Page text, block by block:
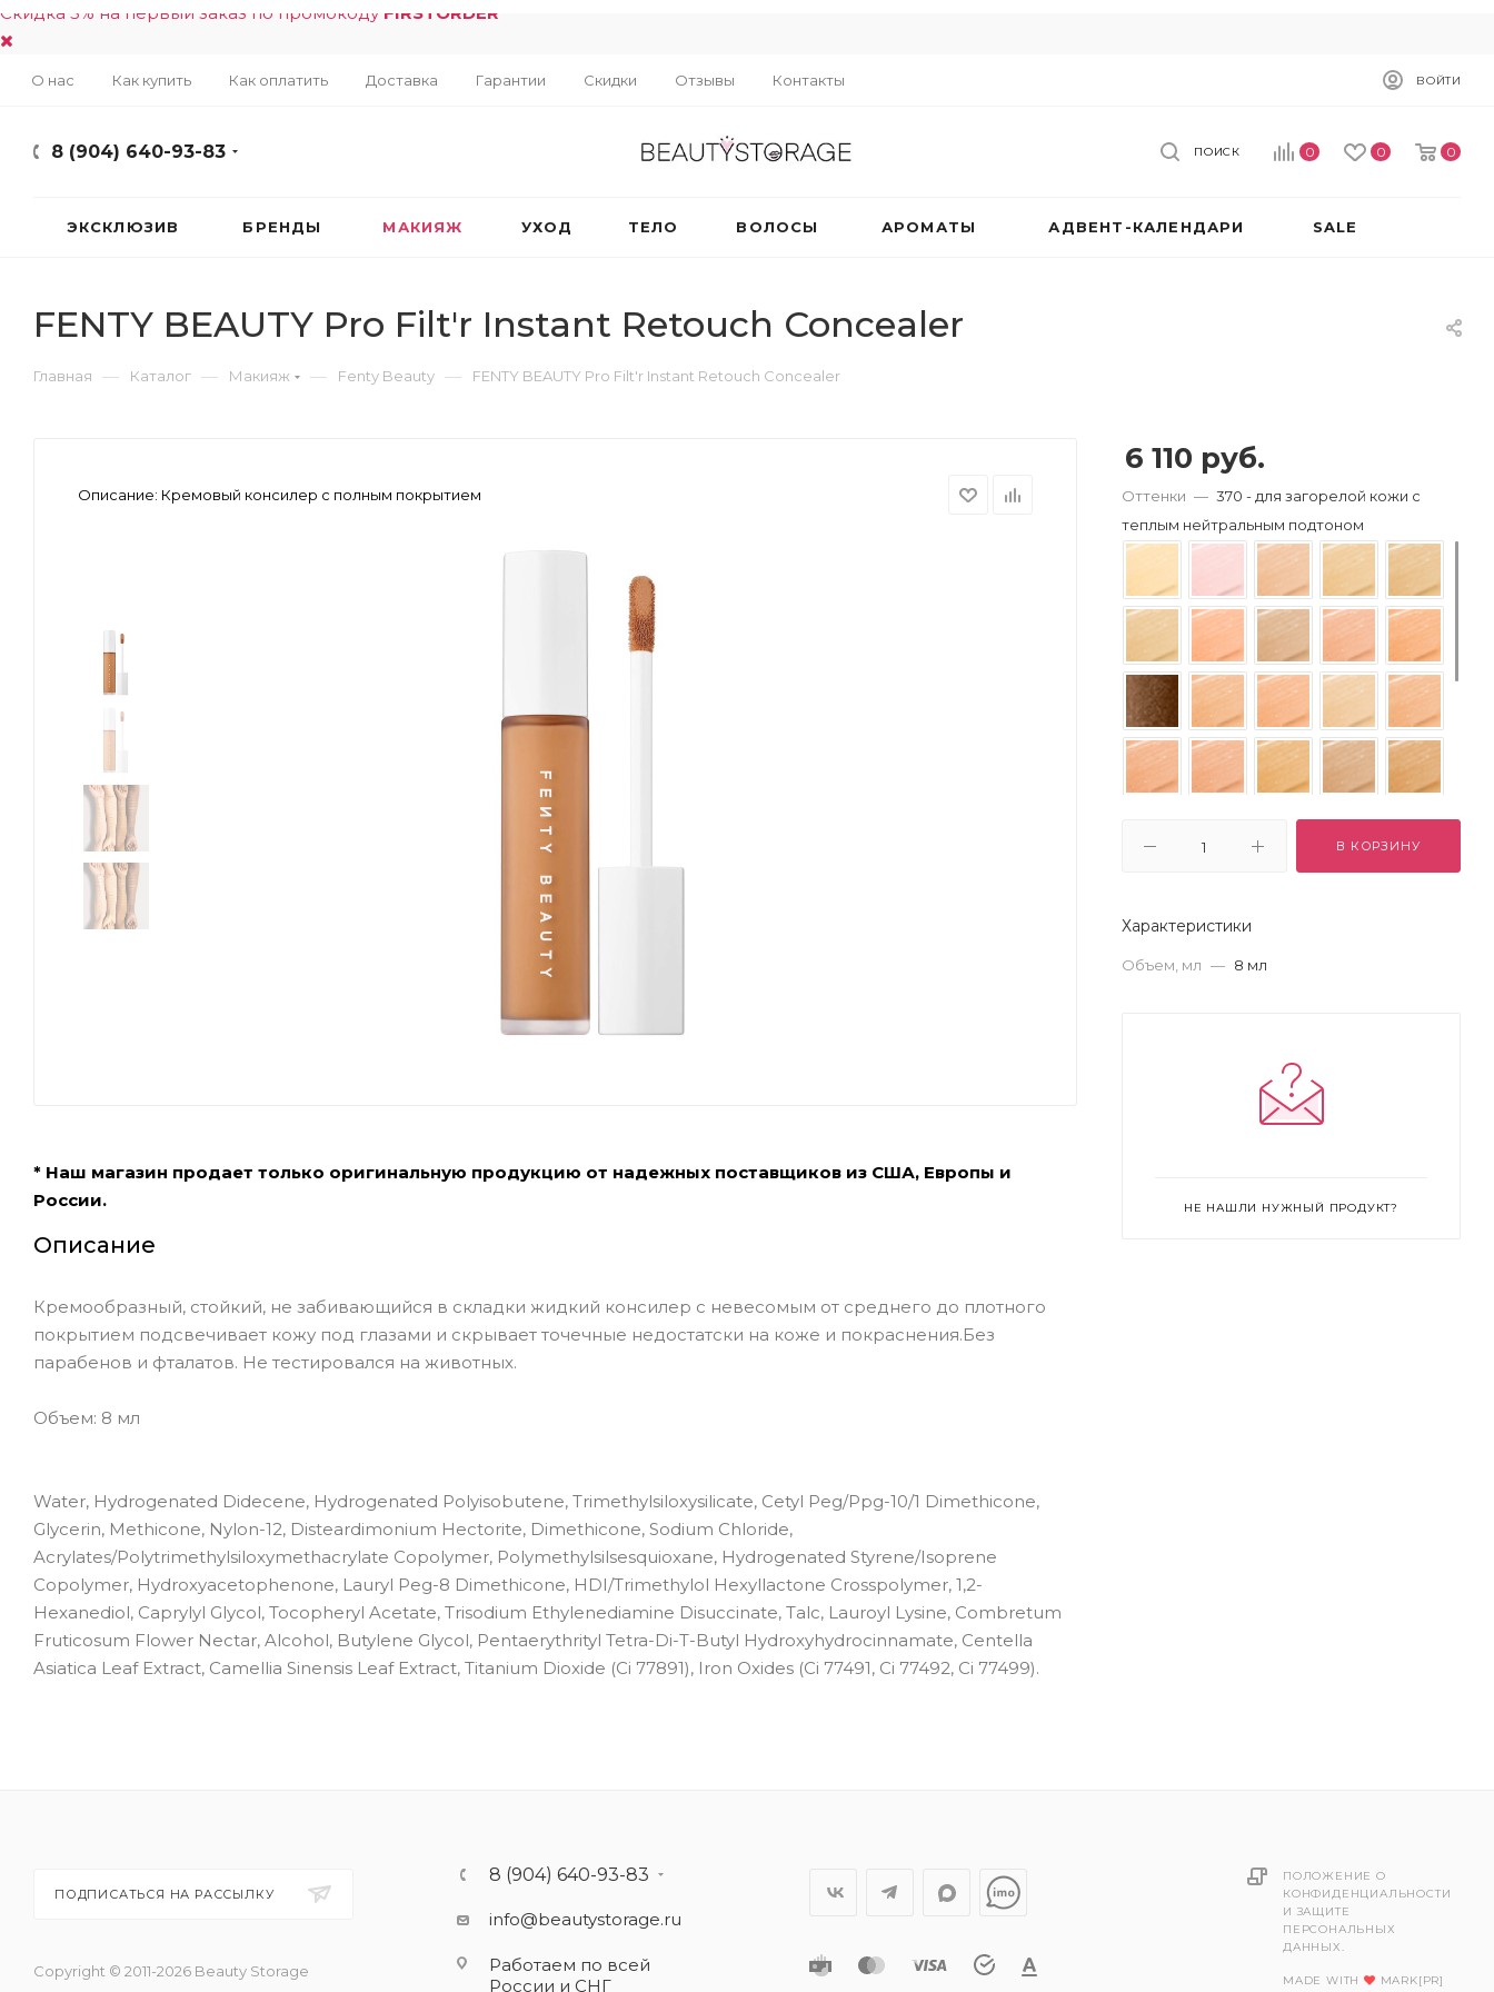
Скидка 5% на первый заказ по промокоду FIRSTORDER
О нас Как купить Как оплатить Доставка Гарантии Скидки Отзывы Контакты ВОЙТИ
8 (904) 640-93-83 0 0 0
ПОИСК
ЭКСКЛЮЗИВ БРЕНДЫ МАКИЯЖ УХОД ТЕЛО ВОЛОСЫ АРОМАТЫ АДВЕНТ-КАЛЕНДАРИ SALE
FENTY BEAUTY Pro Filt'r Instant Retouch Concealer
Главная — Каталог — Макияж — Fenty Beauty — FENTY BEAUTY Pro Filt'r Instant Retouch Concealer
Описание: Кремовый консилер с полным покрытием
* Наш магазин продает только оригинальную продукцию от надежных поставщиков из США, Европы и
России.
Описание
Кремообразный, стойкий, не забивающийся в складки жидкий консилер с невесомым от среднего до плотного
покрытием подсвечивает кожу под глазами и скрывает точечные недостатски на коже и покраснения.Без
парабенов и фталатов. Не тестировался на животных.
Объем: 8 мл
Water, Hydrogenated Didecene, Hydrogenated Polyisobutene, Trimethylsiloxysilicate, Cetyl Peg/Ppg-10/1 Dimethicone,
Glycerin, Methicone, Nylon-12, Disteardimonium Hectorite, Dimethicone, Sodium Chloride,
Acrylates/Polytrimethylsiloxymethacrylate Copolymer, Polymethylsilsesquioxane, Hydrogenated Styrene/Isoprene
Copolymer, Hydroxyacetophenone, Lauryl Peg-8 Dimethicone, HDI/Trimethylol Hexyllactone Crosspolymer, 1,2-
Hexanediol, Caprylyl Glycol, Tocopheryl Acetate, Trisodium Ethylenediamine Disuccinate, Talc, Lauroyl Lysine, Combretum
Fruticosum Flower Nectar, Alcohol, Butylene Glycol, Pentaerythrityl Tetra-Di-T-Butyl Hydroxyhydrocinnamate, Centella
Asiatica Leaf Extract, Camellia Sinensis Leaf Extract, Titanium Dioxide (Ci 77891), Iron Oxides (Ci 77491, Ci 77492, Ci 77499).
6 110 руб.
Оттенки — 370 - для загорелой кожи с
теплым нейтральным подтоном
В КОРЗИНУ
Характеристики
Объем, мл — 8 мл
НЕ НАШЛИ НУЖНЫЙ ПРОДУКТ?
ПОДПИСАТЬСЯ НА РАССЫЛКУ
Copyright © 2011-2026 Beauty Storage
8 (904) 640-93-83
info@beautystorage.ru
Работаем по всей
России и СНГ
ПОЛОЖЕНИЕ О
КОНФИДЕНЦИАЛЬНОСТИ
И ЗАЩИТЕ
ПЕРСОНАЛЬНЫХ
ДАННЫХ.
MADE WITH MARK[PR]